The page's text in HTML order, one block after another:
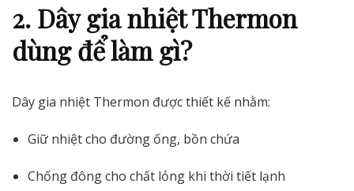
2. Dây gia nhiệt Thermon
dùng để làm gì?
Dây gia nhiệt Thermon được thiết kế nhằm:
Giữ nhiệt cho đường ống, bồn chứa
Chống đông cho chất lỏng khi thời tiết lạnh